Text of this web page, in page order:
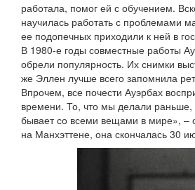
работала, помог ей с обучением.
научилась работать с проблемами
ее подопечных приходили к ней в
В 1980-е годы совместные работы
обрели популярность. Их снимки
же Эллен лучше всего запомнила
Впрочем, все почести Ауэрбах
времени. То, что мы делали раньше,
бывает со всеми вещами в мире», –
на Манхэттене, она скончалась 30